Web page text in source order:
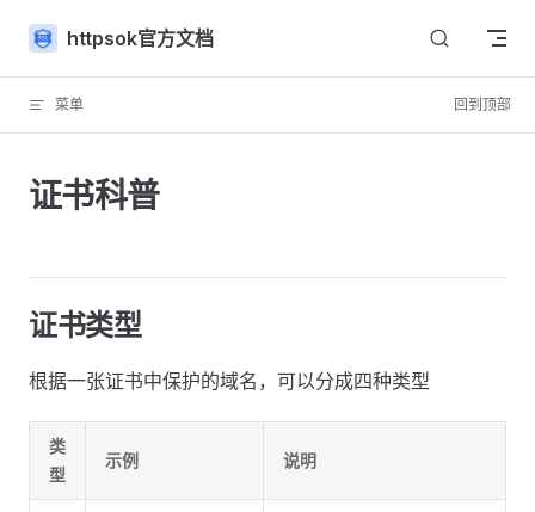
Skip to content
httpsok官方文档
菜单 回到顶部
证书科普
证书类型
根据一张证书中保护的域名，可以分成四种类型
类
型
示例 说明